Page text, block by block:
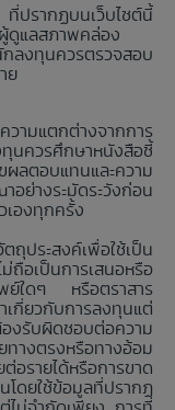
ปรากฏบนเว็บไซต์นี้
ดูแลสภาพคล่อง
งทุนควรตรวจสอบ
ย
ามแตกต่างจากการ
นควรศึกษาหนังสือชี้
ลตอบแทนและความ
างระมัดระวังก่อน
เองทุกครั้ง
ระสงค์เพื่อใช้เป็น
อเป็นการเสนอหรือ
พย์ใดๆ หรือตราสาร
กี่ยวกับการลงทุนแต่
งรับผิดชอบต่อความ
ทางตรงหรือทางอ้อม
รายได้หรือการขาด
ดยใช้ข้อมูลที่ปรากฏ